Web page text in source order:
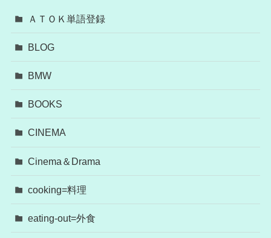
ＡＴＯＫ単語登録
BLOG
BMW
BOOKS
CINEMA
Cinema＆Drama
cooking=料理
eating-out=外食